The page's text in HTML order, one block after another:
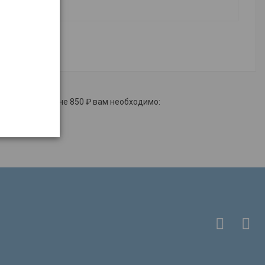
по цене 850 ₽ вам необходимо: